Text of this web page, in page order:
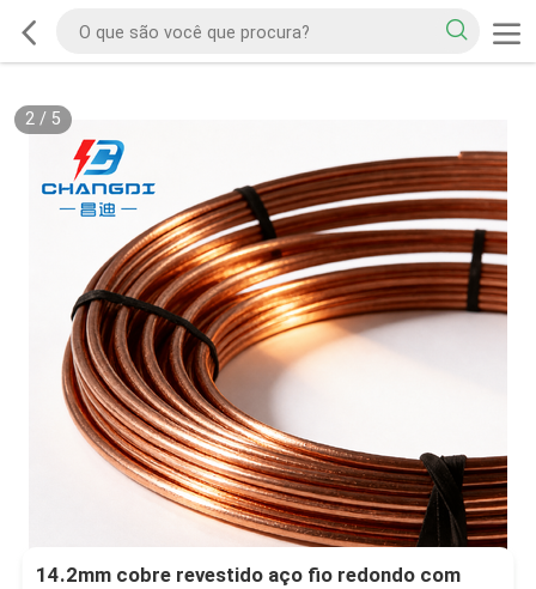
2/ 5
14.2mm cobre revestido aço fio redondo com